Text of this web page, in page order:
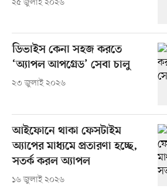
২৫ জুলাই ২০২৬
ডিভাইস কেনা সহজ করতে
‘অ্যাপল আপগ্রেড’ সেবা চালু
২৩ জুলাই ২০২৬
আইফোনে থাকা ফেসটাইম
অ্যাপের মাধ্যমে প্রতারণা হচ্ছে,
সতর্ক করল অ্যাপল
১৬ জুলাই ২০২৬